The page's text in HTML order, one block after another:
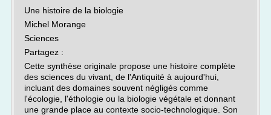
Une histoire de la biologie
Michel Morange
Sciences
Partagez :
Cette synthèse originale propose une histoire complète
des sciences du vivant, de l'Antiquité à aujourd'hui,
incluant des domaines souvent négligés comme
l'écologie, l'éthologie ou la biologie végétale et donnant
une grande place au contexte socio-technologique. Son